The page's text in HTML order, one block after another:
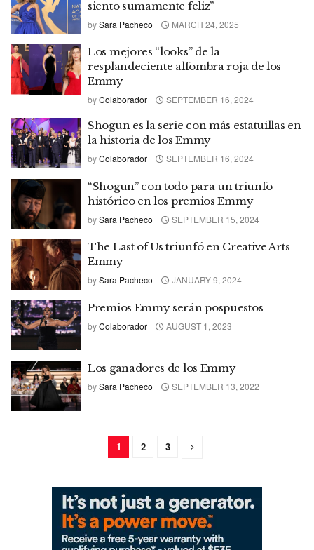
siento sumamente feliz”
bySara Pacheco MARCH 24, 2025
Los mejores “looks” de la
resplandeciente alfombra roja de los
Emmy
byColaborador SEPTEMBER 16, 2024
Shogun es la serie con más estatuillas en
la historia de los Emmy
byColaborador SEPTEMBER 16, 2024
“Shogun” con todo para un triunfo
histórico en los premios Emmy
bySara Pacheco SEPTEMBER 15, 2024
The Last of Us triunfó en Creative Arts
Emmy
bySara Pacheco JANUARY 9, 2024
Premios Emmy serán pospuestos
byColaborador AUGUST 1, 2023
Los ganadores de los Emmy
bySara Pacheco SEPTEMBER 13, 2022
1 2 3